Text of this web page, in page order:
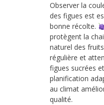
Observer la
des figues est
bonne récolte.
protègent la
naturel des
régulière et
figues sucrées
planification
au climat
qualité.